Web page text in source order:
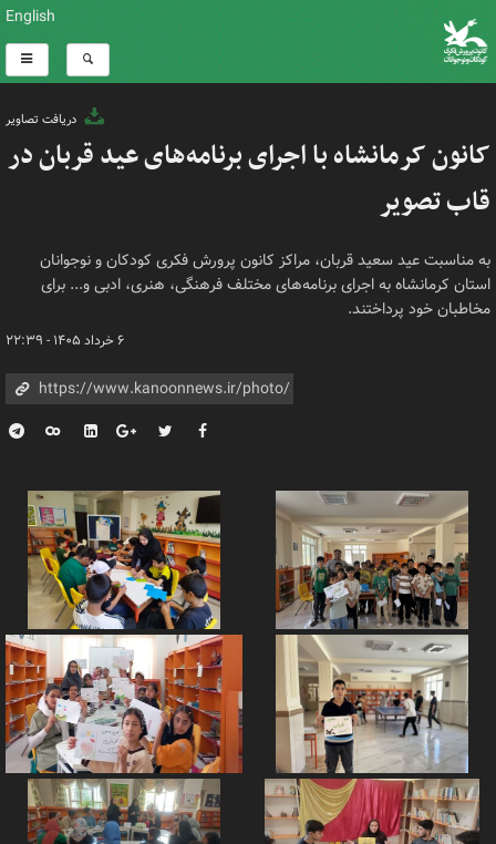
English
دریافت تصاویر
کانون کرمانشاه با اجرای برنامه‌های عید قربان در
قاب تصویر
به مناسبت عید سعید قربان، مراکز کانون پرورش فکری کودکان و نوجوانان
استان کرمانشاه به اجرای برنامه‌های مختلف فرهنگی، هنری، ادبی و... برای
مخاطبان خود پرداختند.
۶ خرداد ۱۴۰۵ - ۲۲:۳۹